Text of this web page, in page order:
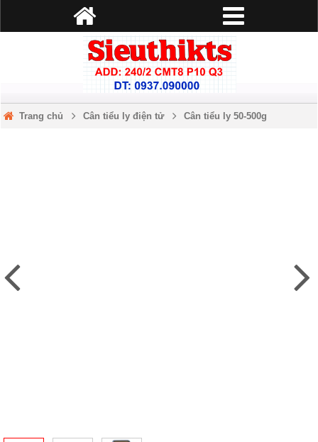
Trang chủ Cân tiểu ly điện tử Cân tiểu ly 50-500g